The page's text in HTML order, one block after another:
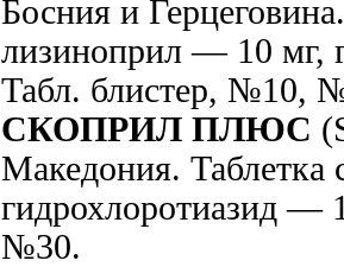
Босния и
лизиноприл — 10 мг,
Табл. блистер, №10,
СКОПРИЛ ПЛЮС
Македония.
гидрохлоротиазид —
№30.